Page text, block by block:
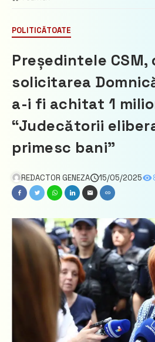
POLITICĂTOATE
Președintele CSM,
solicitarea
a-i fi achitat 1
“Judecătorii
primesc bani”
REDACTOR GENEZA 15/05/2025